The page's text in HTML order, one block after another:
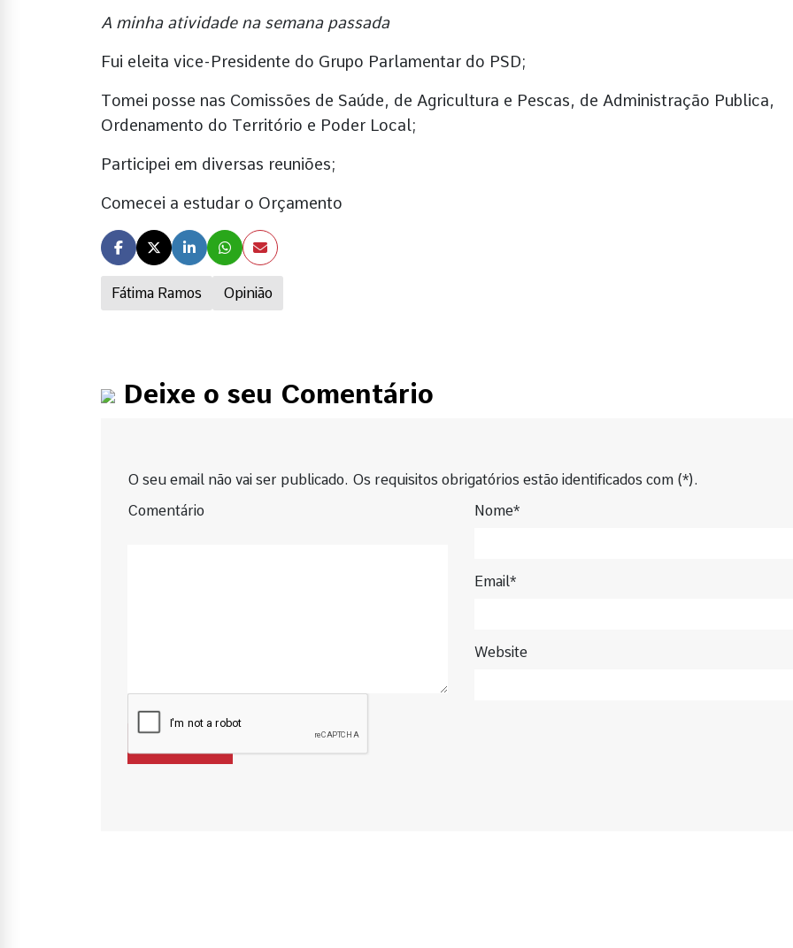
Fátima Ramos Opinião
A minha atividade na semana passada
Fui eleita vice-Presidente do Grupo Parlamentar do PSD;
Tomei posse nas Comissões de Saúde, de Agricultura e Pescas, de Administração Publica,
Ordenamento do Território e Poder Local;
Participei em diversas reuniões;
Comecei a estudar o Orçamento
Deixe o seu Comentário
O seu email não vai ser publicado. Os requisitos obrigatórios estão identificados com (*).
Comentário
Nome*
Email*
Website